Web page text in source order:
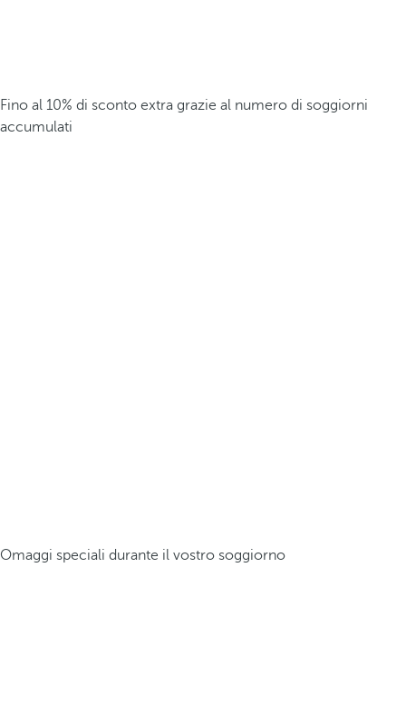
Fino al 10% di sconto extra grazie al numero di soggiorni
accumulati
Omaggi speciali durante il vostro soggiorno